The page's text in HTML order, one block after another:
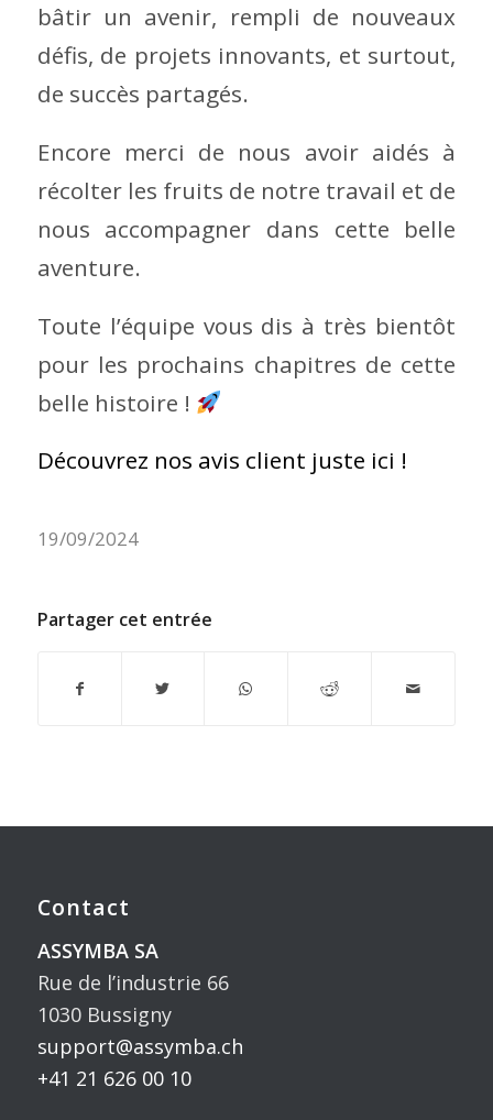
bâtir un avenir, rempli de nouveaux
défis, de projets innovants, et surtout,
de succès partagés.
Encore merci de nous avoir aidés à
récolter les fruits de notre travail et de
nous accompagner dans cette belle
aventure.
Toute l’équipe vous dis à très bientôt
pour les prochains chapitres de cette
belle histoire !
Découvrez nos avis client juste ici !
19/09/2024
Partager cet entrée
Contact
ASSYMBA SA
Rue de l’industrie 66
1030 Bussigny
support@assymba.ch
+41 21 626 00 10